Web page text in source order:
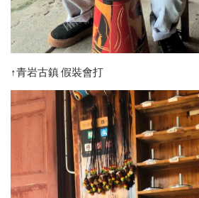
↑青岩古鎮 假裝會打